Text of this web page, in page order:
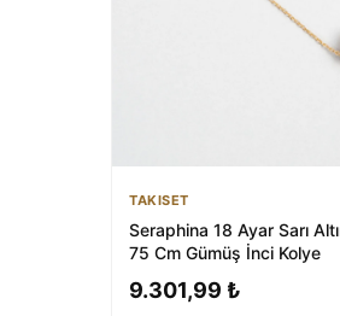
TAKISET
Seraphina 18 Ayar Sarı
75 Cm Gümüş İnci Kolye
9.301,99 ₺